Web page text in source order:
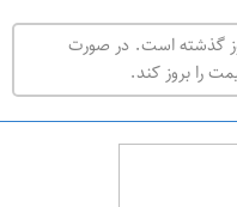
گذشته است. در صورت
را بروز کند.